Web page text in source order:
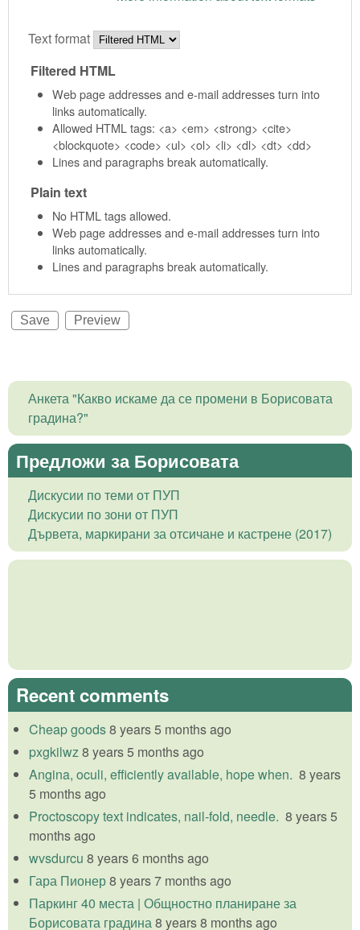
Text format
Filtered HTML
Web page addresses and e-mail addresses turn into
links automatically.
Allowed HTML tags: <a> <em> <strong> <cite>
<blockquote> <code> <ul> <ol> <li> <dl> <dt> <dd>
Lines and paragraphs break automatically.
Plain text
No HTML tags allowed.
Web page addresses and e-mail addresses turn into
links automatically.
Lines and paragraphs break automatically.
Анкета "Какво искаме да се промени в Борисовата
градина?"
Предложи за Борисовата
Дискусии по теми от ПУП
Дискусии по зони от ПУП
Дървета, маркирани за отсичане и кастрене (2017)
Recent comments
Cheap goods8 years 5 months ago
pxgkilwz8 years 5 months ago
Angina, oculi, efficiently available, hope when. 8 years
5 months ago
Proctoscopy text indicates, nail-fold, needle. 8 years 5
months ago
wvsdurcu 8 years 6 months ago
Гара Пионер8 years 7 months ago
Паркинг 40 места | Общностно планиране за
Борисовата градина8 years 8 months ago